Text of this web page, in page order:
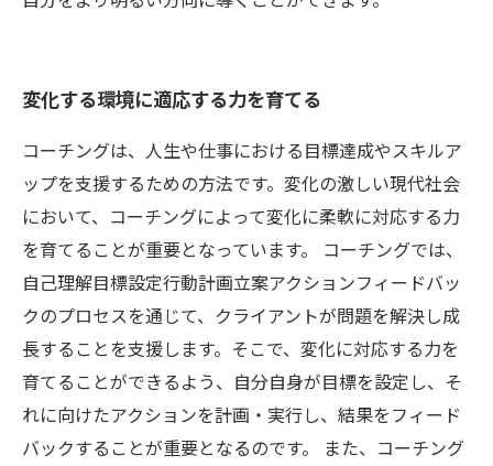
変化する環境に適応する力を育てる
コーチングは、人生や仕事における目標達成やスキルア
ップを支援するための方法です。変化の激しい現代社会
において、コーチングによって変化に柔軟に対応する力
を育てることが重要となっています。 コーチングでは、
自己理解目標設定行動計画立案アクションフィードバッ
クのプロセスを通じて、クライアントが問題を解決し成
長することを支援します。そこで、変化に対応する力を
育てることができるよう、自分自身が目標を設定し、そ
れに向けたアクションを計画・実行し、結果をフィード
バックすることが重要となるのです。 また、コーチング